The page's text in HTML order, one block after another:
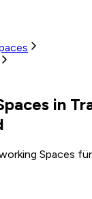
in
Spaces